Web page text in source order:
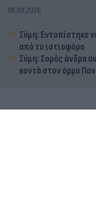
06.08.2026
Σύμη: Εντοπίστηκε
από το ιστιοφόρο
Σύμη: Σορός άνδρα
κοντά στον όρμο